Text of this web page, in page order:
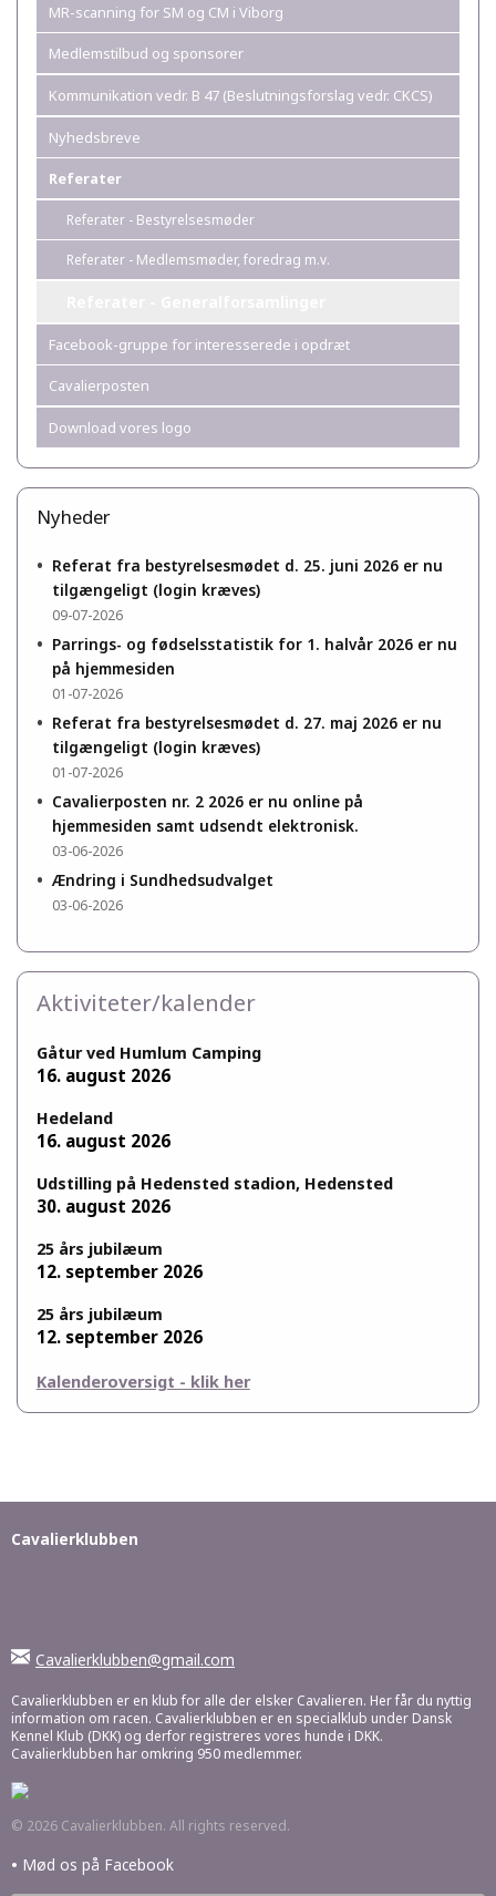
MR-scanning for SM og CM i Viborg
Medlemstilbud og sponsorer
Kommunikation vedr. B 47 (Beslutningsforslag vedr. CKCS)
Nyhedsbreve
Referater
Referater - Bestyrelsesmøder
Referater - Medlemsmøder, foredrag m.v.
Facebook-gruppe for interesserede i opdræt
Cavalierposten
Download vores logo
Nyheder
• Referat fra bestyrelsesmødet d. 25. juni 2026 er nu
tilgængeligt (login kræves)
09-07-2026
• Parrings- og fødselsstatistik for 1. halvår 2026 er nu
på hjemmesiden
01-07-2026
• Referat fra bestyrelsesmødet d. 27. maj 2026 er nu
tilgængeligt (login kræves)
01-07-2026
• Cavalierposten nr. 2 2026 er nu online på
hjemmesiden samt udsendt elektronisk.
03-06-2026
• Ændring i Sundhedsudvalget
03-06-2026
Aktiviteter/kalender
Gåtur ved Humlum Camping
16. august 2026
Hedeland
16. august 2026
Udstilling på Hedensted stadion, Hedensted
30. august 2026
25 års jubilæum
12. september 2026
25 års jubilæum
12. september 2026
Kalenderoversigt - klik her
Cavalierklubben
Cavalierklubben@gmail.com
Cavalierklubben er en klub for alle der elsker Cavalieren. Her får du nyttig
information om racen. Cavalierklubben er en specialklub under Dansk
Kennel Klub (DKK) og derfor registreres vores hunde i DKK.
Cavalierklubben har omkring 950 medlemmer.
© 2026 Cavalierklubben. All rights reserved.
• Mød os på Facebook